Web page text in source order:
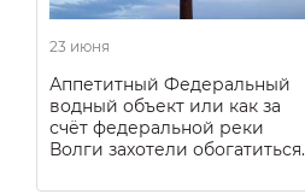
23 июня
Аппетитный Федеральный
водный объект или как за
счёт федеральной реки
Волги захотели обогатиться.